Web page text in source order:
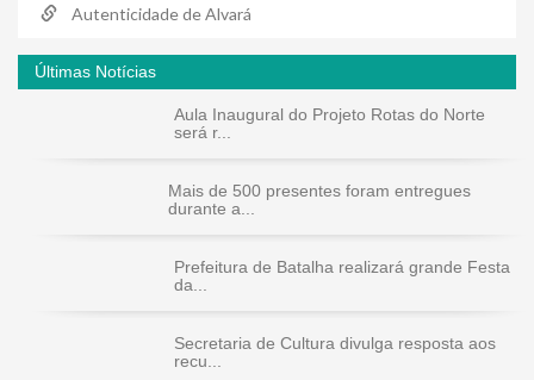
Autenticidade de Alvará
Últimas Notícias
Aula Inaugural do Projeto Rotas do Norte
será r...
Mais de 500 presentes foram entregues
durante a...
Prefeitura de Batalha realizará grande Festa
da...
Secretaria de Cultura divulga resposta aos
recu...